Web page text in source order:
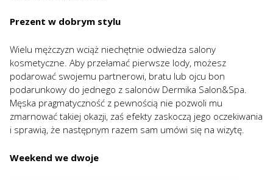
Prezent w dobrym stylu
Wielu mężczyzn wciąż niechętnie odwiedza salony
kosmetyczne. Aby przełamać pierwsze lody, możesz
podarować swojemu partnerowi, bratu lub ojcu bon
podarunkowy do jednego z salonów Dermika Salon&Spa.
Męska pragmatyczność z pewnością nie pozwoli mu
zmarnować takiej okazji, zaś efekty zaskoczą jego oczekiwania
i sprawią, że następnym razem sam umówi się na wizytę.
Weekend we dwoje